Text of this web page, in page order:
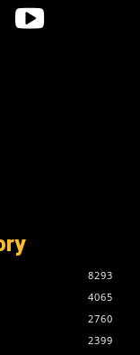
8293
4065
2760
2399